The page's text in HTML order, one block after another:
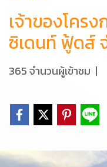
เจ้าของโคร
ซิเดนท์ ฟู้ดส์
365 จำนวนผู้เข้าชม |